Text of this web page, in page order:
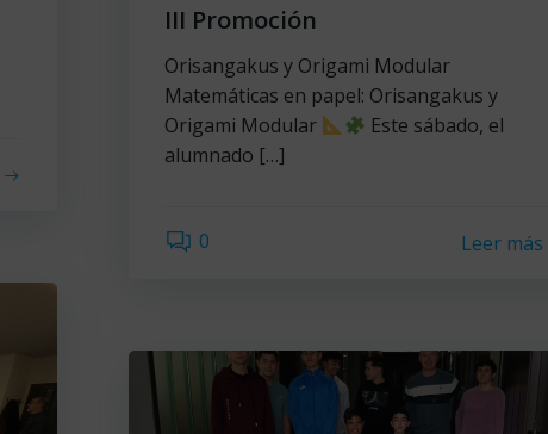
III Promoción
Orisangakus y Origami Modular
Matemáticas en papel: Orisangakus y
Origami Modular
Este sábado, el
alumnado […]
0 Leer más